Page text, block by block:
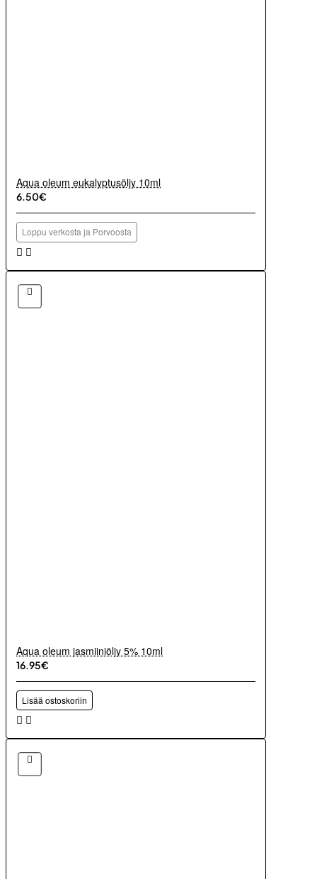
Aqua oleum eukalyptusöljy 10ml
6.50€
Loppu verkosta ja Porvoosta
Aqua oleum jasmiiniöljy 5% 10ml
16.95€
Lisää ostoskoriin